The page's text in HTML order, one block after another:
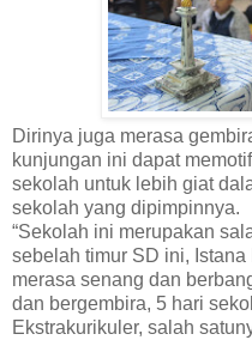
Dirinya juga merasa
kunjungan ini dapat
sekolah untuk lebih giat
sekolah yang dipimpinnya.
“Sekolah ini merupakan
sebelah timur SD ini,
merasa senang dan
dan bergembira, 5 hari
Ekstrakurikuler, salah